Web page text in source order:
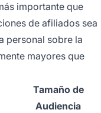
importante que
de afiliados sea
personal sobre la
mayores que
Tamaño de
Audiencia